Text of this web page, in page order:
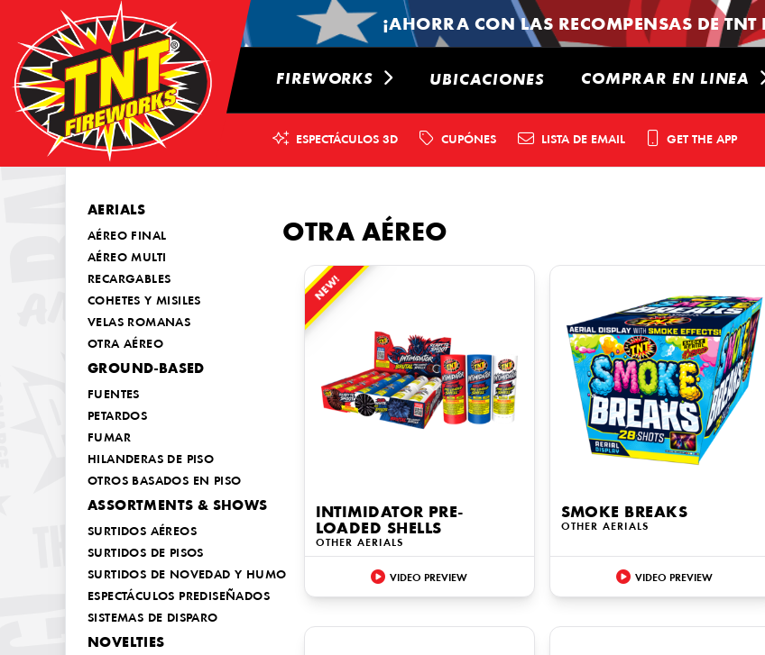
¡AHORRA CON LAS RECOMPENSAS DE TNT
FIREWORKS UBICACIONES COMPRAR EN LINEA
ESPECTÁCULOS 3D CUPÓNES LISTA DE EMAIL GET THE APP
AERIALS
AÉREO FINAL
AÉREO MULTI
RECARGABLES
COHETES Y MISILES
VELAS ROMANAS
OTRA AÉREO
GROUND-BASED
FUENTES
PETARDOS
FUMAR
HILANDERAS DE PISO
OTROS BASADOS EN PISO
ASSORTMENTS & SHOWS
SURTIDOS AÉREOS
SURTIDOS DE PISOS
SURTIDOS DE NOVEDAD Y HUMO
ESPECTÁCULOS PREDISEÑADOS
SISTEMAS DE DISPARO
NOVELTIES
OTRA AÉREO
NEW!
INTIMIDATOR PRE-
LOADED SHELLS
OTHER AERIALS
VIDEO PREVIEW
SMOKE BREAKS
OTHER AERIALS
VIDEO PREVIEW